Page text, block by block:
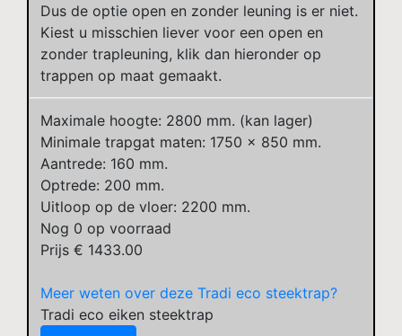
Dus de optie open en zonder leuning is er niet.
Kiest u misschien liever voor een open en
zonder trapleuning, klik dan hieronder op
trappen op maat gemaakt.
Maximale hoogte: 2800 mm. (kan lager)
Minimale trapgat maten: 1750 x 850 mm.
Aantrede: 160 mm.
Optrede: 200 mm.
Uitloop op de vloer: 2200 mm.
Nog 0 op voorraad
Prijs € 1433.00
Meer weten over deze Tradi eco steektrap?
Tradi eco eiken steektrap